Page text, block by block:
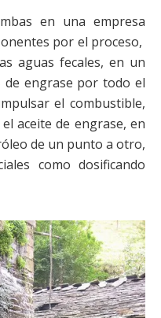
en una empresa
por el proceso,
aguas fecales, en un
de engrase por todo el
el combustible,
aceite de engrase, en
de un punto a otro,
como dosificando